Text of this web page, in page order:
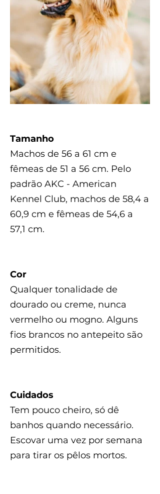
Tamanho
Machos de 56 a 61 cm e
fêmeas de 51 a 56 cm. Pelo
padrão AKC - American
Kennel Club, machos de 58,4 a
60,9 cm e fêmeas de 54,6 a
57,1 cm.
Cor
Qualquer tonalidade de
dourado ou creme, nunca
vermelho ou mogno. Alguns
fios brancos no antepeito são
permitidos.
Cuidados
Tem pouco cheiro, só dê
banhos quando necessário.
Escovar uma vez por semana
para tirar os pêlos mortos.